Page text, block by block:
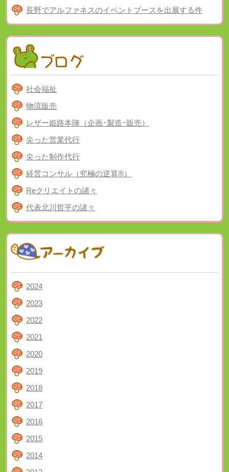
長野でアルファネスのイベントブースを出展する件
社会福祉
物流販売
レザー姫路本陣（企画･製造･販売）
尖った営業代行
尖った制作代行
経営コンサル（究極の逆算®）
Reクリエイトの諸々
代表北川哲平の諸々
2024
2023
2022
2021
2020
2019
2018
2017
2016
2015
2014